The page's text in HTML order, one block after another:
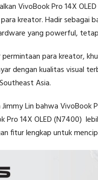
VivoBook Pro 14X
kreator. Hadir sebagai
yang powerful,
permintaan para kreator,
dengan kualitas visual
Asia.
Lin bahwa VivoBook
Pro 14X OLED (N7400)
fitur lengkap untuk